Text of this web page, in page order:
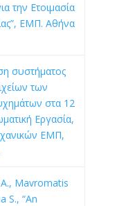
την Ετοιμασία
ΕΜΠ. Αθήνα
συστήματος
των
στα 12
Εργασία,
ΕΜΠ,
Mavromatis
S., “An